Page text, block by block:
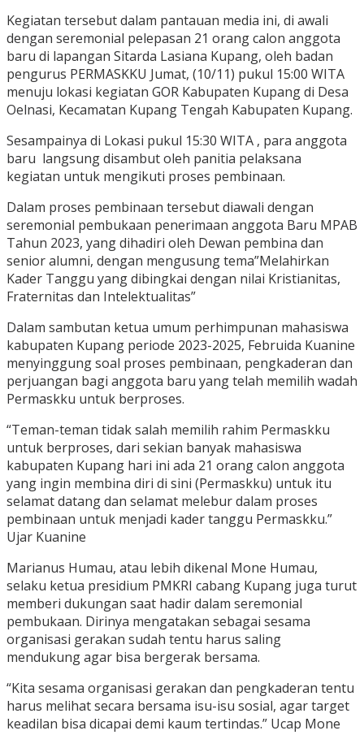
Kegiatan tersebut dalam pantauan media ini, di awali
dengan seremonial pelepasan 21 orang calon anggota
baru di lapangan Sitarda Lasiana Kupang, oleh badan
pengurus PERMASKKU Jumat, (10/11) pukul 15:00 WITA
menuju lokasi kegiatan GOR Kabupaten Kupang di Desa
Oelnasi, Kecamatan Kupang Tengah Kabupaten Kupang.
Sesampainya di Lokasi pukul 15:30 WITA , para anggota
baru langsung disambut oleh panitia pelaksana
kegiatan untuk mengikuti proses pembinaan.
Dalam proses pembinaan tersebut diawali dengan
seremonial pembukaan penerimaan anggota Baru MPAB
Tahun 2023, yang dihadiri oleh Dewan pembina dan
senior alumni, dengan mengusung tema”Melahirkan
Kader Tanggu yang dibingkai dengan nilai Kristianitas,
Fraternitas dan Intelektualitas”
Dalam sambutan ketua umum perhimpunan mahasiswa
kabupaten Kupang periode 2023-2025, Februida Kuanine
menyinggung soal proses pembinaan, pengkaderan dan
perjuangan bagi anggota baru yang telah memilih wadah
Permaskku untuk berproses.
“Teman-teman tidak salah memilih rahim Permaskku
untuk berproses, dari sekian banyak mahasiswa
kabupaten Kupang hari ini ada 21 orang calon anggota
yang ingin membina diri di sini (Permaskku) untuk itu
selamat datang dan selamat melebur dalam proses
pembinaan untuk menjadi kader tanggu Permaskku.”
Ujar Kuanine
Marianus Humau, atau lebih dikenal Mone Humau,
selaku ketua presidium PMKRI cabang Kupang juga turut
memberi dukungan saat hadir dalam seremonial
pembukaan. Dirinya mengatakan sebagai sesama
organisasi gerakan sudah tentu harus saling
mendukung agar bisa bergerak bersama.
“Kita sesama organisasi gerakan dan pengkaderan tentu
harus melihat secara bersama isu-isu sosial, agar target
keadilan bisa dicapai demi kaum tertindas.” Ucap Mone